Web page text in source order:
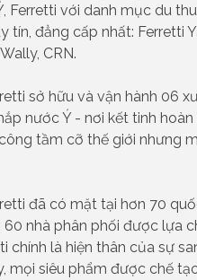
Ferretti với danh mục du
tín, đẳng cấp nhất: Ferretti
CRN.
sở hữu và vận hành 06
nước Ý - nơi kết tinh
tầm cỡ thế giới nhưng
đã có mặt tại hơn 70
nhà phân phối được lựa
chính là hiện thân của sự
mọi siêu phẩm được chế